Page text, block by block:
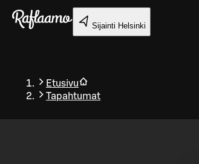
Siirry pääsisältöön
Sijainti Helsinki
Etusivu
Tapahtumat
Takaisin